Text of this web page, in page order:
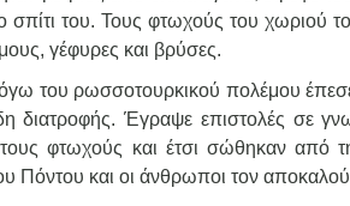
σπίτι του. Τους φτωχούς του χωριού
γέφυρες και βρύσες.
του ρωσσο­τουρκικού πολέμου
διατροφής. Έγραψε επιστολές σε
φτωχούς και έτσι σώθηκαν από
Πόντου και οι άνθρωποι τον